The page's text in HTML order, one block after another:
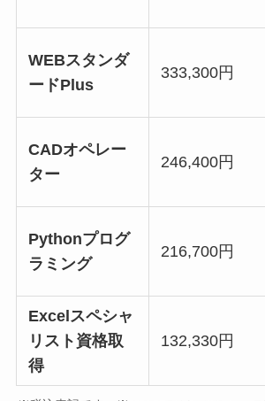
WEBスタンダ
ードPlus
333,300円
CADオペレー
ター
246,400円
Pythonプログ
ラミング
216,700円
Excelスペシャ
リスト資格取
得
132,330円